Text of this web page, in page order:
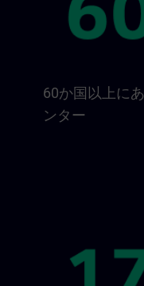
60か国以上に
ンター